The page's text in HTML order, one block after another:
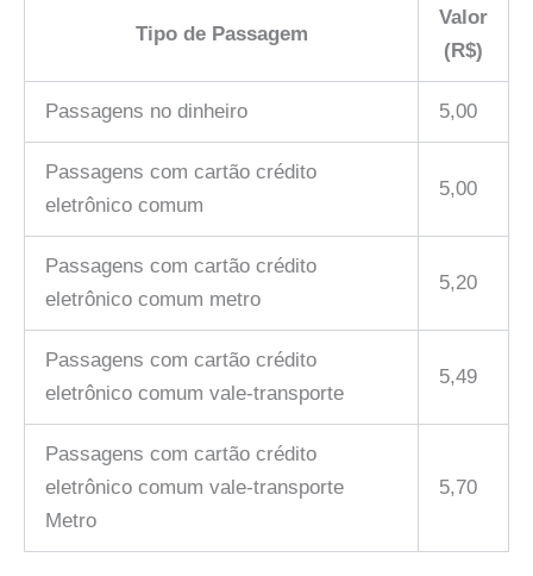
Tipo de Passagem
Valor
(R$)
Passagens no dinheiro 5,00
Passagens com cartão crédito
eletrônico comum
5,00
Passagens com cartão crédito
eletrônico comum metro
5,20
Passagens com cartão crédito
eletrônico comum vale-transporte
5,49
Passagens com cartão crédito
eletrônico comum vale-transporte
Metro
5,70